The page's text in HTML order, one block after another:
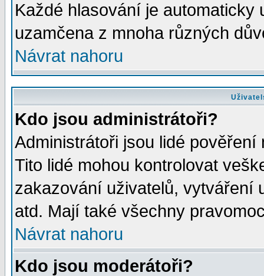
Každé hlasování je automaticky
uzamčena z mnoha různých
Návrat nahoru
Kdo jsou administrátoři?
Administrátoři jsou lidé
Tito lidé mohou kontrolovat
zakazování uživatelů, vytváření
atd. Mají také všechny
Návrat nahoru
Kdo jsou moderátoři?